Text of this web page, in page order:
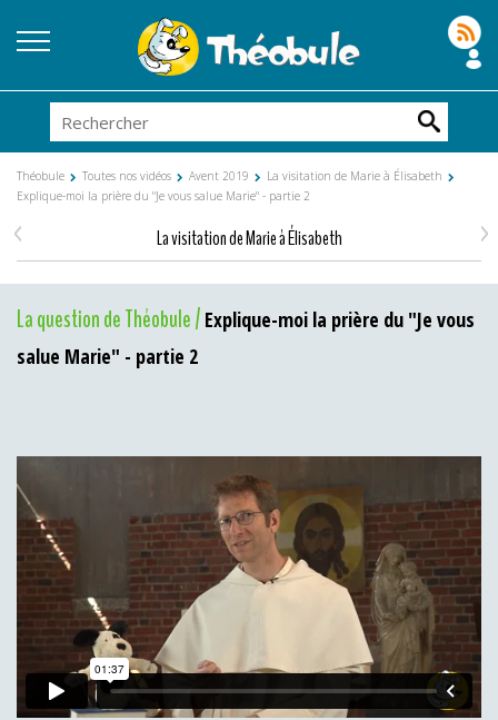
Théobule Toutes nos vidéos Avent 2019
La visitation de Marie à Élisabeth
Explique-moi la prière du "Je vous salue Marie" - partie 2
La visitation de Marie à Élisabeth
< >
La question de Théobule / Explique-moi la prière du "Je vous
salue Marie" - partie 2